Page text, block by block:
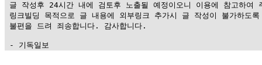
글 작성후 24시간 내에 검토후 노출될 예정이오니 이용에 참고하여
링크빌딩 목적으로 글 내용에 외부링크 추가시 글 작성이 불가하도
불편을 드려 죄송합니다. 감사합니다.
- 기독일보